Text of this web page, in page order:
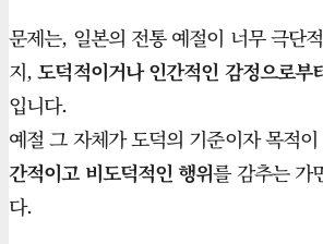
문제는, 일본의 전통 예절이 너무 극단
지,도덕적이거나 인간적인 감정으로부
입니다.
예절 그 자체가 도덕의 기준이자 목적
간적이고 비도덕적인 행위를 감추는 가
다.